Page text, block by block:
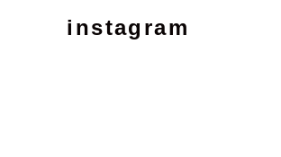
instagram